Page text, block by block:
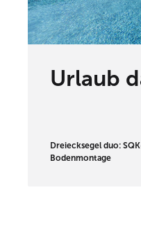
Urlaub
Dreiecksegel duo:
Bodenmontage